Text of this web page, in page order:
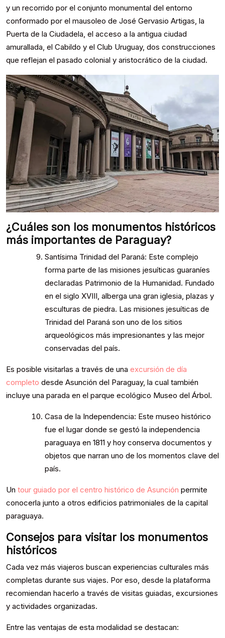
y un recorrido por el conjunto monumental del entorno
conformado por el mausoleo de José Gervasio Artigas, la
Puerta de la Ciudadela, el acceso a la antigua ciudad
amurallada, el Cabildo y el Club Uruguay, dos construcciones
que reflejan el pasado colonial y aristocrático de la ciudad.
¿Cuáles son los monumentos históricos
más importantes de Paraguay?
Santísima Trinidad del Paraná: Este complejo
forma parte de las misiones jesuíticas guaraníes
declaradas Patrimonio de la Humanidad. Fundado
en el siglo XVIII, alberga una gran iglesia, plazas y
esculturas de piedra. Las misiones jesuíticas de
Trinidad del Paraná son uno de los sitios
arqueológicos más impresionantes y las mejor
conservadas del país.
Es posible visitarlas a través de una excursión de día
completo desde Asunción del Paraguay, la cual también
incluye una parada en el parque ecológico Museo del Árbol.
Casa de la Independencia: Este museo histórico
fue el lugar donde se gestó la independencia
paraguaya en 1811 y hoy conserva documentos y
objetos que narran uno de los momentos clave del
país.
Un tour guiado por el centro histórico de Asunción permite
conocerla junto a otros edificios patrimoniales de la capital
paraguaya.
Consejos para visitar los monumentos
históricos
Cada vez más viajeros buscan experiencias culturales más
completas durante sus viajes. Por eso, desde la plataforma
recomiendan hacerlo a través de visitas guiadas, excursiones
y actividades organizadas.
Entre las ventajas de esta modalidad se destacan: